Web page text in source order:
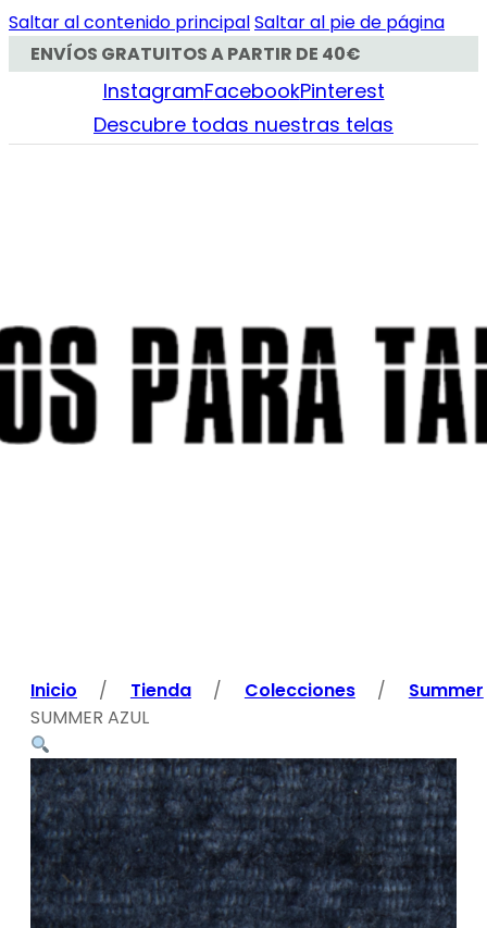
Saltar al contenido principalSaltar al pie de página
ENVÍOS GRATUITOS A PARTIR DE 40€
InstagramFacebookPinterest
Descubre todas nuestras telas
Inicio / Tienda / Colecciones /
Summer
SUMMER AZUL